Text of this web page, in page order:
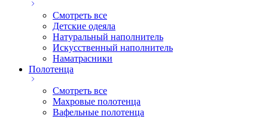
Смотреть все
Детские одеяла
Натуральный наполнитель
Искуcственный наполнитель
Наматрасники
Полотенца
Смотреть все
Махровые полотенца
Вафельные полотенца